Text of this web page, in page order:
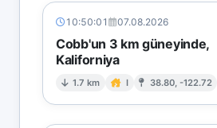
10:50:01 07.08.2026
Cobb'un 3 km güneyinde,
Kaliforniya
1.7 km I 38.80, -122.72